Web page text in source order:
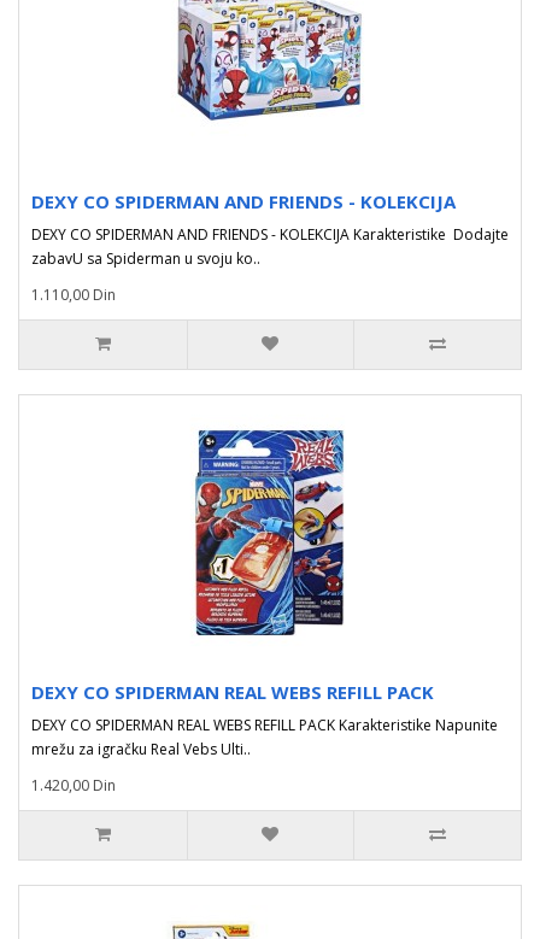
DEXY CO SPIDERMAN AND FRIENDS - KOLEKCIJA
DEXY CO SPIDERMAN AND FRIENDS - KOLEKCIJA Karakteristike Dodajte
zabavU sa Spiderman u svoju ko..
1.110,00 Din
DEXY CO SPIDERMAN REAL WEBS REFILL PACK
DEXY CO SPIDERMAN REAL WEBS REFILL PACK Karakteristike Napunite
mrežu za igračku Real Vebs Ulti..
1.420,00 Din